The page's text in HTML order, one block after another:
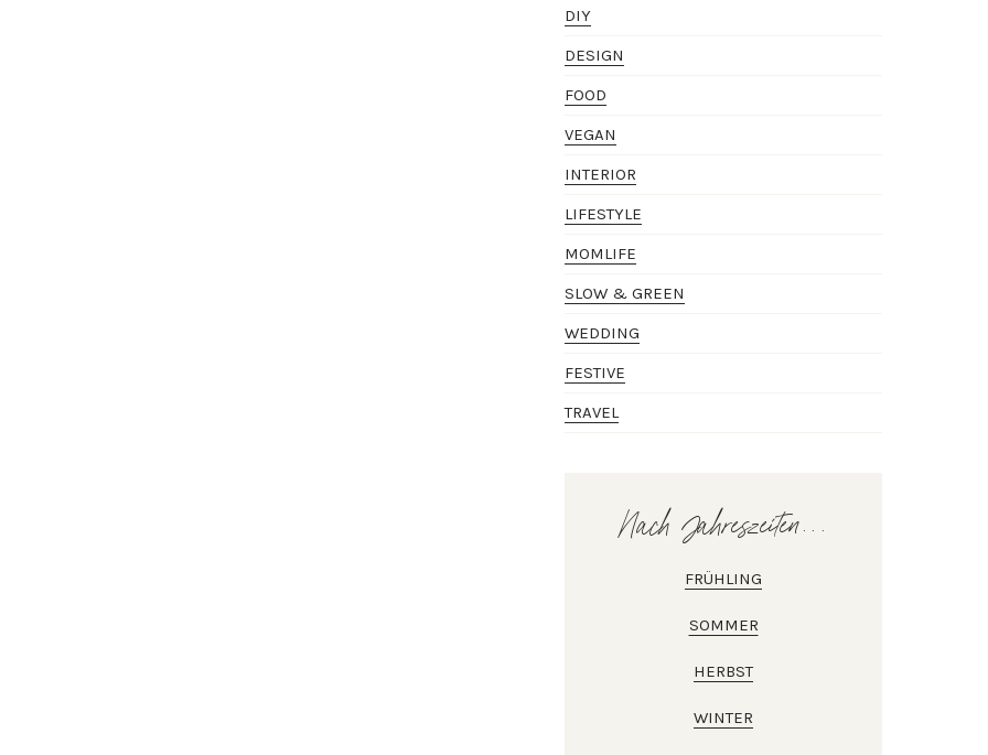
DIY
DESIGN
FOOD
VEGAN
INTERIOR
LIFESTYLE
MOMLIFE
SLOW & GREEN
WEDDING
FESTIVE
TRAVEL
Nach Jahreszeiten...
FRÜHLING
SOMMER
HERBST
WINTER